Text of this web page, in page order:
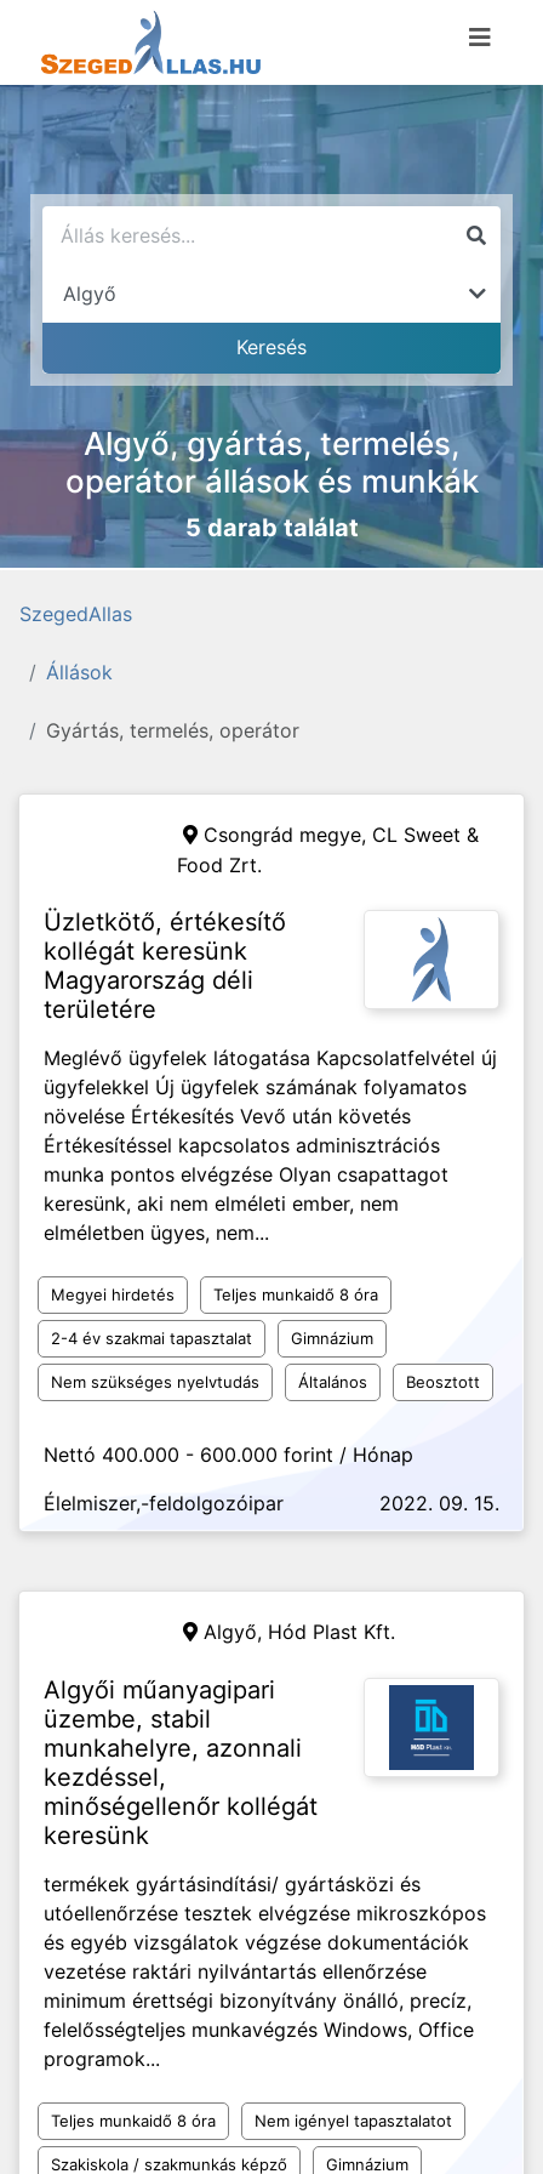
Algyő, gyártás, termelés,
operátor állások és munkák
5 darab találat
SzegedAllas
Állások
Gyártás, termelés, operátor
Csongrád megye, CL Sweet &
Food Zrt.
Üzletkötő, értékesítő
kollégát keresünk
Magyarország déli
területére
Meglévő ügyfelek látogatása Kapcsolatfelvétel új
ügyfelekkel Új ügyfelek számának folyamatos
növelése Értékesítés Vevő után követés
Értékesítéssel kapcsolatos adminisztrációs
munka pontos elvégzése Olyan csapattagot
keresünk, aki nem elméleti ember, nem
elméletben ügyes, nem...
Megyei hirdetés Teljes munkaidő 8 óra
2-4 év szakmai tapasztalat Gimnázium
Nem szükséges nyelvtudás Általános Beosztott
Nettó 400.000 - 600.000 forint / Hónap
Élelmiszer,-feldolgozóipar
2022. 09. 15.
Algyő, Hód Plast Kft.
Algyői műanyagipari
üzembe, stabil
munkahelyre, azonnali
kezdéssel,
minőségellenőr kollégát
keresünk
termékek gyártásindítási/ gyártásközi és
utóellenőrzése tesztek elvégzése mikroszkópos
és egyéb vizsgálatok végzése dokumentációk
vezetése raktári nyilvántartás ellenőrzése
minimum érettségi bizonyítvány önálló, precíz,
felelősségteljes munkavégzés Windows, Office
programok...
Teljes munkaidő 8 óra Nem igényel tapasztalatot
Szakiskola / szakmunkás képző Gimnázium